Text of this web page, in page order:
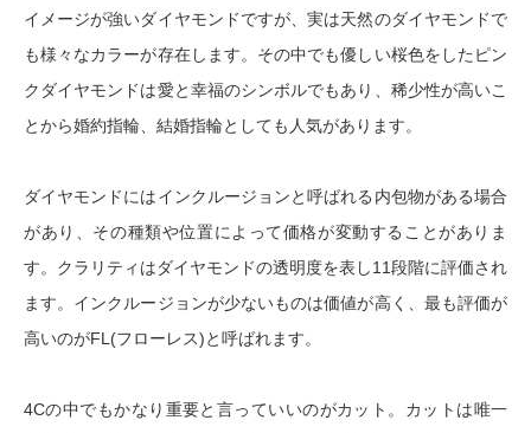
イメージが強いダイヤモンドですが、実は天然のダイヤモンドで
も様々なカラーが存在します。その中でも優しい桜色をしたピン
クダイヤモンドは愛と幸福のシンボルでもあり、稀少性が高いこ
とから婚約指輪、結婚指輪としても人気があります。
ダイヤモンドにはインクルージョンと呼ばれる内包物がある場合
があり、その種類や位置によって価格が変動することがありま
す。クラリティはダイヤモンドの透明度を表し11段階に評価され
ます。インクルージョンが少ないものは価値が高く、最も評価が
高いのがFL(フローレス)と呼ばれます。
4Cの中でもかなり重要と言っていいのがカット。カットは唯一